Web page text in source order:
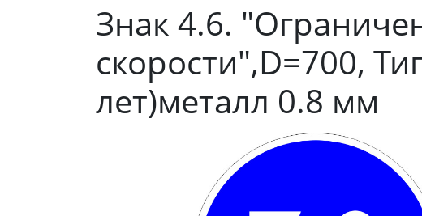
Знак 4.6.
скорости",D=700,
лет)металл 0.8 мм